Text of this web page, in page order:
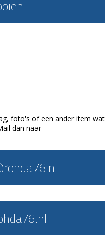
foto's of een ander item wat
dan naar